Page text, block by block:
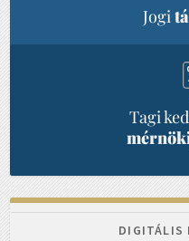
Jogi
Tagi
DIGITÁLIS